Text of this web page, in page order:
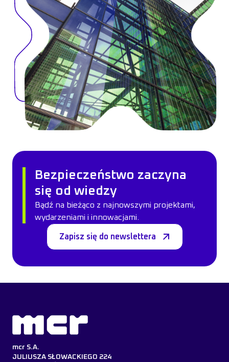
Bezpieczeństwo zaczyna
się od wiedzy
Bądź na bieżąco z najnowszymi projektami,
wydarzeniami i innowacjami.
Zapisz się do newslettera
mcr S.A.
JULIUSZA SŁOWACKIEGO 224